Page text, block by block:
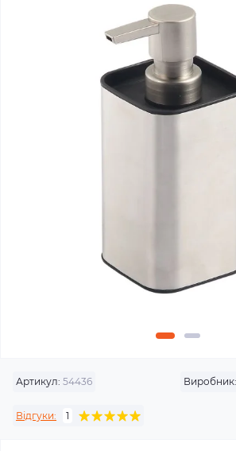
Артикул: 54436 Виробник:
Відгуки: 1